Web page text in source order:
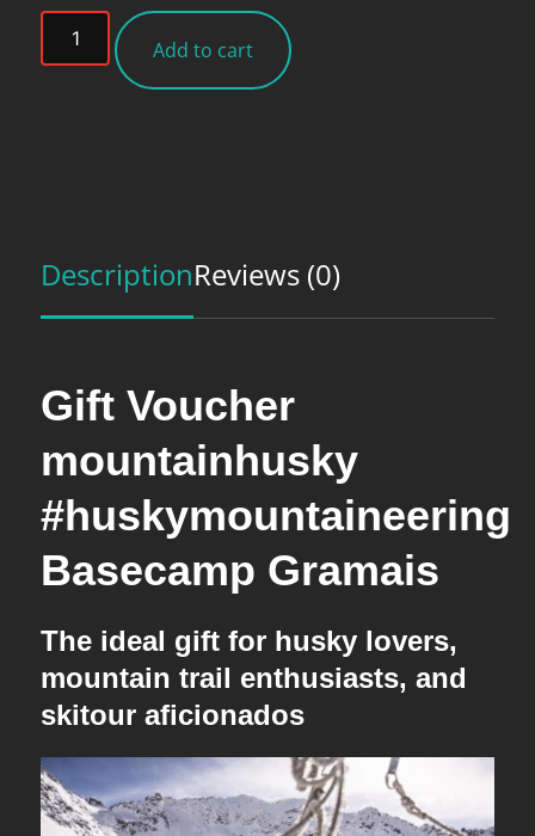
through
€900,00
Voucher
Add to cart
DescriptionReviews (0)
Gift Voucher
mountainhusky
#huskymountaineering
Basecamp Gramais
The ideal gift for husky lovers,
mountain trail enthusiasts, and
skitour aficionados